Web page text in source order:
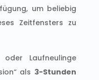
um beliebig
Zeitfensters zu
oder Laufneulinge
als 3-Stunden